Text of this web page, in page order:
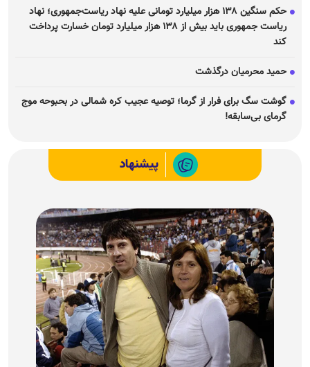
حکم سنگین ۱۳۸ هزار میلیارد تومانی علیه نهاد ریاست‌جمهوری؛ نهاد
ریاست جمهوری باید بیش از ۱۳۸ هزار میلیارد تومان خسارت پرداخت
کند
حمید محرمیان درگذشت
گوشت سگ برای فرار از گرما؛ توصیه عجیب کره شمالی در بحبوحه موج
گرمای بی‌سابقه!
پیشنهاد